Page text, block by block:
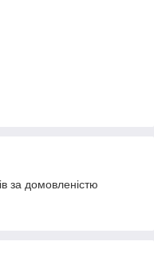
за домовленістю